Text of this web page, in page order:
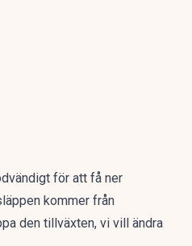
för att få ner
kommer från
den tillväxten, vi vill ändra